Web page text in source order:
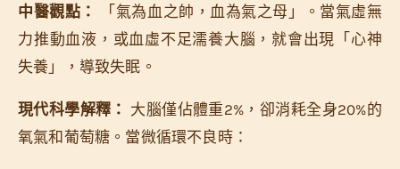
中醫觀點：
「氣為血之帥，血為氣之母」。當氣虛無
力推動血液，或血虛不足濡養大腦，就會出現「心神
失養」，導致失眠。
現代科學解釋： 大腦僅佔體重2%，卻消耗全身20%的
氧氣和葡萄糖。當微循環不良時：